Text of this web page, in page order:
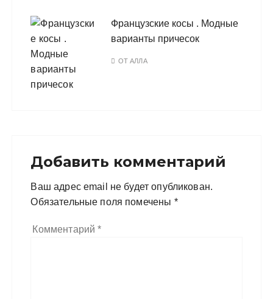
Французские косы . Модные
варианты причесок
ОТАЛЛА
Добавить комментарий
Ваш адрес email не будет опубликован.
Обязательные поля помечены *
Комментарий*